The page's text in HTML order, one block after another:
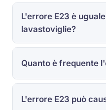
L'errore E23 è
lavastoviglie?
Quanto è frequente
L'errore E23 può